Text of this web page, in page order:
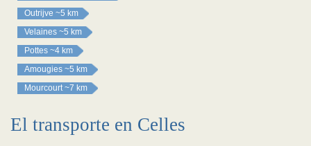
Outrijve ~5 km
Velaines ~5 km
Pottes ~4 km
Amougies ~5 km
Mourcourt ~7 km
El transporte en Celles